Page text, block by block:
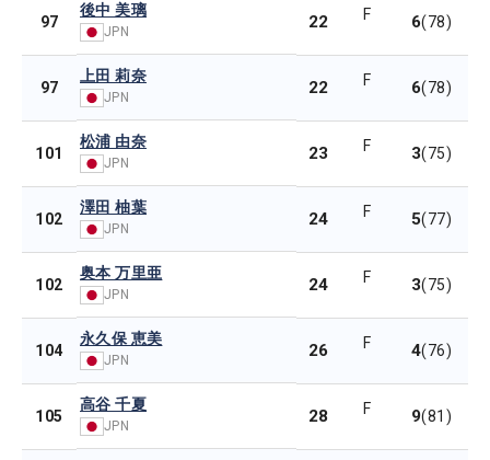
97
後中 美璃
JPN 22 F 6(78)
97
上田 莉奈
JPN 22 F 6(78)
101
松浦 由奈
JPN 23 F 3(75)
102
澤田 柚葉
JPN 24 F 5(77)
102
奥本 万里亜
JPN 24 F 3(75)
104
永久保 恵美
JPN 26 F 4(76)
105
高谷 千夏
JPN 28 F 9(81)